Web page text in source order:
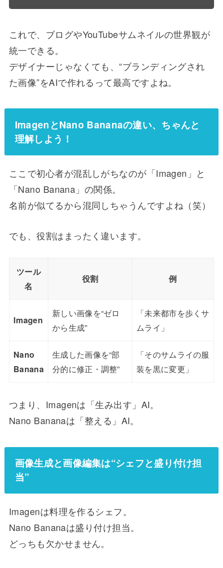
これで、ブログやYouTubeサムネイルの世界観が
統一できる。
デザイナーじゃなくても、“ブランディングされ
た画像”をAIで作れるって最高ですよね。
ImagenとNano Bananaの違い、ちゃんと
理解しよう！
ここで初心者が混乱しがちなのが「Imagen」と
「Nano Banana」の関係。
名前が似てるから混同しちゃうんですよね（笑）
でも、役割はまったく違います。
ツール
名
役割 例
Imagen
新しい画像を“ゼロ
から生成”
「未来都市を歩くサ
ムライ」
Nano
Banana
生成した画像を“部
分的に修正・調整”
「そのサムライの服
装を黒に変更」
つまり、Imagenは「生み出す」AI。
Nano Bananaは「整える」AI。
画像生成と画像編集は“シェフと盛り付け担
当”
Imagenは料理を作るシェフ。
Nano Bananaは盛り付け担当。
どっちも欠かせません。